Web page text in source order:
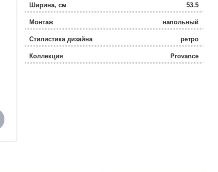
Ширина, см 53.5
Монтаж напольный
Стилистика дизайна ретро
Коллекция Provance